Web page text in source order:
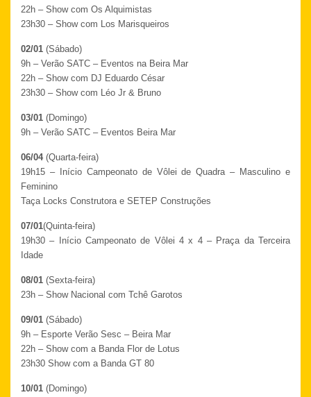
22h – Show com Os Alquimistas
23h30 – Show com Los Marisqueiros
02/01 (Sábado)
9h – Verão SATC – Eventos na Beira Mar
22h – Show com DJ Eduardo César
23h30 – Show com Léo Jr & Bruno
03/01 (Domingo)
9h – Verão SATC – Eventos Beira Mar
06/04(Quarta-feira)
19h15 – Início Campeonato de Vôlei de Quadra – Masculino e
Feminino
Taça Locks Construtora e SETEP Construções
07/01(Quinta-feira)
19h30 – Início Campeonato de Vôlei 4 x 4 – Praça da Terceira
Idade
08/01 (Sexta-feira)
23h – Show Nacional com Tchê Garotos
09/01 (Sábado)
9h – Esporte Verão Sesc – Beira Mar
22h – Show com a Banda Flor de Lotus
23h30 Show com a Banda GT 80
10/01 (Domingo)